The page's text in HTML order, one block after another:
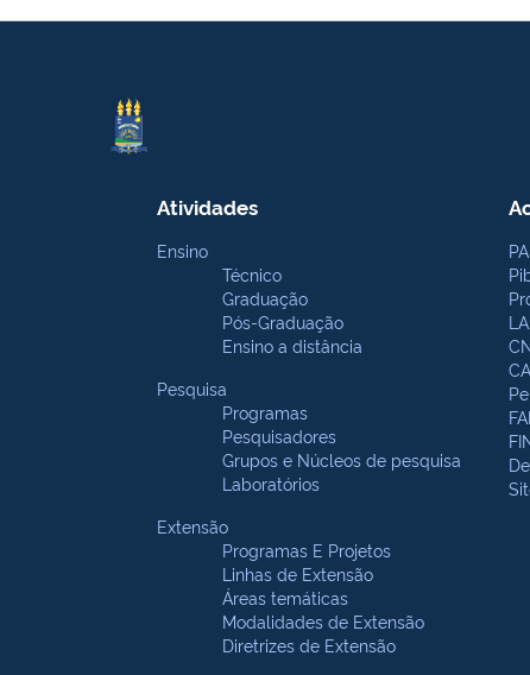
Atividades
Ensino
Técnico
Graduação
Pós-Graduação
Ensino a distância
Pesquisa
Programas
Pesquisadores
Grupos e Núcleos de pesquisa
Laboratórios
Extensão
Programas E Projetos
Linhas de Extensão
Áreas temáticas
Modalidades de Extensão
Diretrizes de Extensão